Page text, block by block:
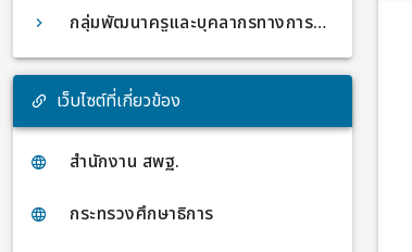
กลุ่มพัฒนาครูและบุคลากรทางการศึกษา
เว็บไซต์ที่เกี่ยวข้อง
สำนักงาน สพฐ.
กระทรวงศึกษาธิการ